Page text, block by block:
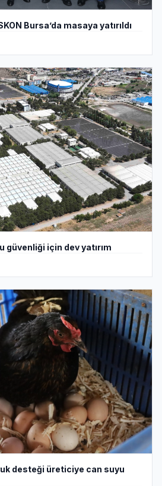
Bursa’da masaya yatırıldı
güvenliği için dev yatırım
desteği üreticiye can suyu